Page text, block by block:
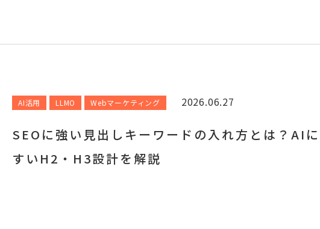
AI活用 LLMO Webマーケティング 2026.06.27
SEOに強い見出しキーワードの入れ方とは？AI
すいH2・H3設計を解説